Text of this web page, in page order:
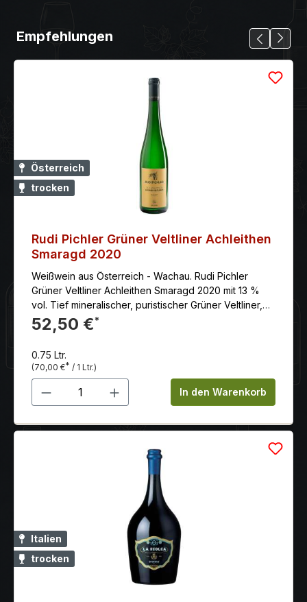
Empfehlungen
Österreich
trocken
Rudi Pichler Grüner Veltliner Achleithen
Smaragd 2020
Weißwein aus Österreich - Wachau. Rudi Pichler
Grüner Veltliner Achleithen Smaragd 2020 mit 13 %
vol. Tief mineralischer, puristischer Grüner Veltliner,
der das Potenzial dieser Lage beeindruckend
dokumentiert.
52,50 €*
0.75 Ltr.
(70,00 €* / 1 Ltr.)
Produkt Anzahl: Gib denIn den Warenkorb
Italien
trocken